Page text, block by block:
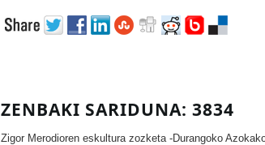
ZENBAKI SARIDUNA: 3834
Zigor Merodioren eskultura zozketa -Durangoko